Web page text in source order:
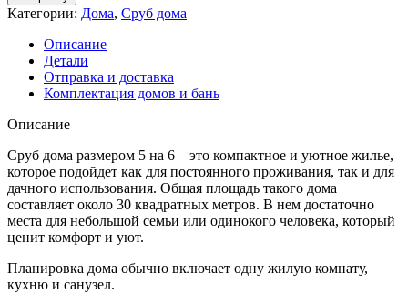
Сруб
дома
5x6
(5
на
6)
чашу
Категории: Дома, Сруб дома
Описание
Детали
Отправка и доставка
Комплектация домов и бань
Описание
Сруб дома размером 5 на 6 – это компактное и уютное жилье,
которое подойдет как для постоянного проживания, так и для
дачного использования. Общая площадь такого дома
составляет около 30 квадратных метров. В нем достаточно
места для небольшой семьи или одинокого человека, который
ценит комфорт и уют.
Планировка дома обычно включает одну жилую комнату,
кухню и санузел.